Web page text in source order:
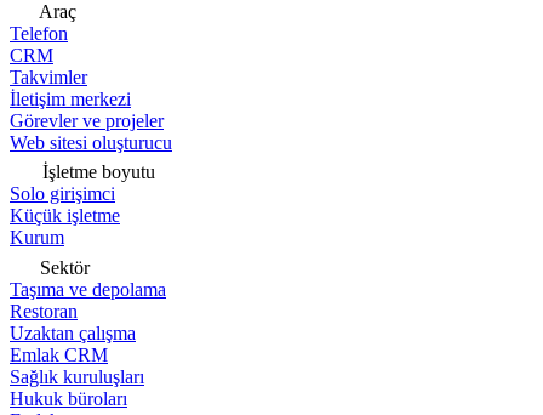
Araç
Telefon
CRM
Takvimler
İletişim merkezi
Görevler ve projeler
Web sitesi oluşturucu
İşletme boyutu
Solo girişimci
Küçük işletme
Kurum
Sektör
Taşıma ve depolama
Restoran
Uzaktan çalışma
Emlak CRM
Sağlık kuruluşları
Hukuk büroları